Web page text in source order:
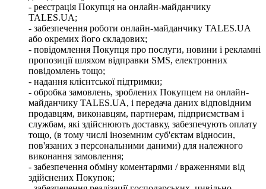
- реєстрація Покупця на онлайн-майданчику
TALES.UA;
- забезпечення роботи онлайн-майданчику TALES.UA
або окремих його складових;
- повідомлення Покупця про послуги, новини і рекламні
пропозиції шляхом відправки SMS, електронних
повідомлень тощо;
- надання клієнтської підтримки;
- обробка замовлень, зроблених Покупцем на онлайн-
майданчику TALES.UA, і передача даних відповідним
продавцям, виконавцям, партнерам, підприємствам і
службам, які здійснюють доставку, забезпечують оплату
тощо, (в тому числі іноземним суб'єктам відносин,
пов'язаних з персональними даними) для належного
виконання замовлення;
- забезпечення обміну коментарями / враженнями від
здійснених Покупок;